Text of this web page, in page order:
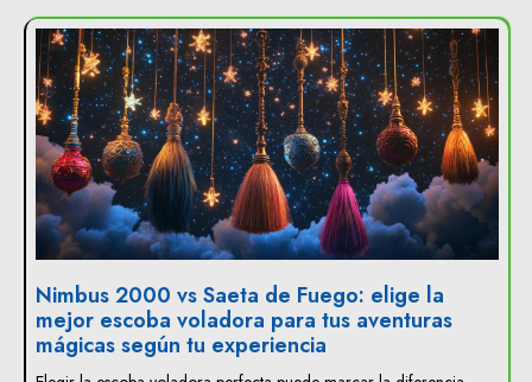
Nimbus 2000 vs Saeta de Fuego: elige la
mejor escoba voladora para tus aventuras
mágicas según tu experiencia